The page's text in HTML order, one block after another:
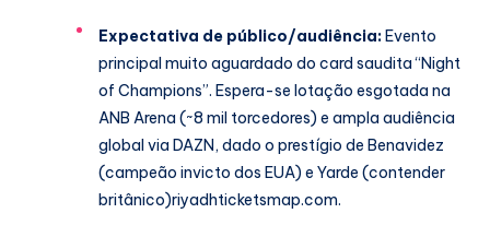
Expectativa de público/audiência:Evento
principal muito aguardado do card saudita “Night
of Champions”. Espera-se lotação esgotada na
ANB Arena (~8 mil torcedores) e ampla audiência
global via DAZN, dado o prestígio de Benavidez
(campeão invicto dos EUA) e Yarde (contender
britânico)riyadhticketsmap.com.